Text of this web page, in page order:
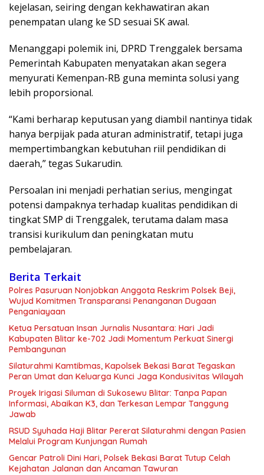
kejelasan, seiring dengan kekhawatiran akan
penempatan ulang ke SD sesuai SK awal.
Menanggapi polemik ini, DPRD Trenggalek bersama
Pemerintah Kabupaten menyatakan akan segera
menyurati Kemenpan-RB guna meminta solusi yang
lebih proporsional.
“Kami berharap keputusan yang diambil nantinya tidak
hanya berpijak pada aturan administratif, tetapi juga
mempertimbangkan kebutuhan riil pendidikan di
daerah,” tegas Sukarudin.
Persoalan ini menjadi perhatian serius, mengingat
potensi dampaknya terhadap kualitas pendidikan di
tingkat SMP di Trenggalek, terutama dalam masa
transisi kurikulum dan peningkatan mutu
pembelajaran.
Berita Terkait
Polres Pasuruan Nonjobkan Anggota Reskrim Polsek Beji,
Wujud Komitmen Transparansi Penanganan Dugaan
Penganiayaan
Ketua Persatuan Insan Jurnalis Nusantara: Hari Jadi
Kabupaten Blitar ke-702 Jadi Momentum Perkuat Sinergi
Pembangunan
Silaturahmi Kamtibmas, Kapolsek Bekasi Barat Tegaskan
Peran Umat dan Keluarga Kunci Jaga Kondusivitas Wilayah
Proyek Irigasi Siluman di Sukosewu Blitar: Tanpa Papan
Informasi, Abaikan K3, dan Terkesan Lempar Tanggung
Jawab
RSUD Syuhada Haji Blitar Pererat Silaturahmi dengan Pasien
Melalui Program Kunjungan Rumah
Gencar Patroli Dini Hari, Polsek Bekasi Barat Tutup Celah
Kejahatan Jalanan dan Ancaman Tawuran